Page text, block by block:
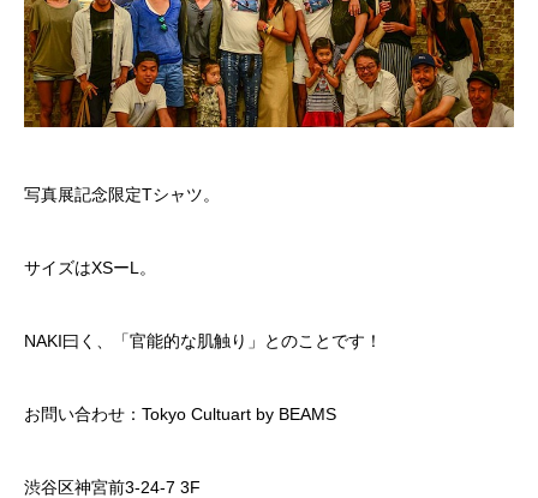
写真展記念限定Tシャツ。
サイズはXSーL。
NAKI曰く、「官能的な肌触り」とのことです！
お問い合わせ：Tokyo Cultuart by BEAMS
渋谷区神宮前3-24-7 3F